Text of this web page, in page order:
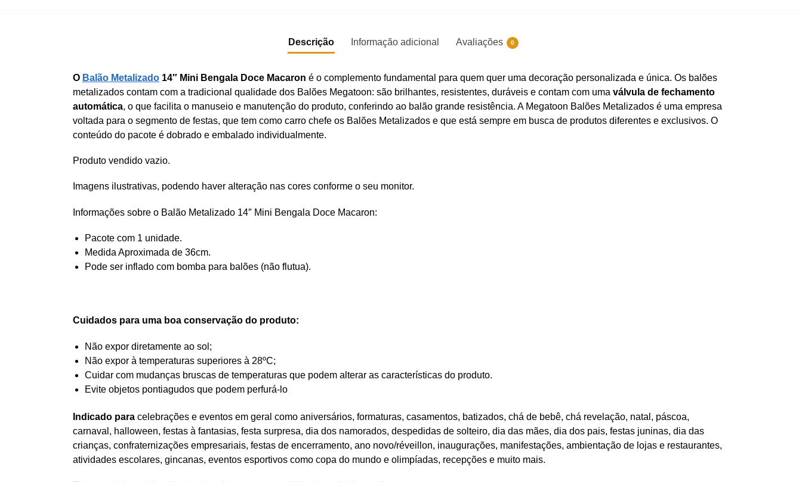
Descrição Informação adicional Avaliações 0
O Balão Metalizado 14″ Mini Bengala Doce Macaroné o complemento fundamental para quem quer uma decoração personalizada e única. Os balões
metalizados contam com a tradicional qualidade dos Balões Megatoon: são brilhantes, resistentes, duráveis e contam com umaválvula de fechamento
automática, o que facilita o manuseio e manutenção do produto, conferindo ao balão grande resistência. A Megatoon Balões Metalizados é uma empresa
voltada para o segmento de festas, que tem como carro chefe os Balões Metalizados e que está sempre em busca de produtos diferentes e exclusivos. O
conteúdo do pacote é dobrado e embalado individualmente.
Produto vendido vazio.
Imagens ilustrativas, podendo haver alteração nas cores conforme o seu monitor.
Informações sobre o Balão Metalizado 14″ Mini Bengala Doce Macaron:
Pacote com 1 unidade.
Medida Aproximada de 36cm.
Pode ser inflado com bomba para balões (não flutua).
Cuidados para uma boa conservação do produto:
Não expor diretamente ao sol;
Não expor à temperaturas superiores à 28ºC;
Cuidar com mudanças bruscas de temperaturas que podem alterar as características do produto.
Evite objetos pontiagudos que podem perfurá-lo
Indicado para celebrações e eventos em geral como aniversários, formaturas, casamentos, batizados, chá de bebê, chá revelação, natal, páscoa,
carnaval, halloween, festas à fantasias, festa surpresa, dia dos namorados, despedidas de solteiro, dia das mães, dia dos pais, festas juninas, dia das
crianças, confraternizações empresariais, festas de encerramento, ano novo/réveillon, inaugurações, manifestações, ambientação de lojas e restaurantes,
atividades escolares, gincanas, eventos esportivos como copa do mundo e olimpíadas, recepções e muito mais.